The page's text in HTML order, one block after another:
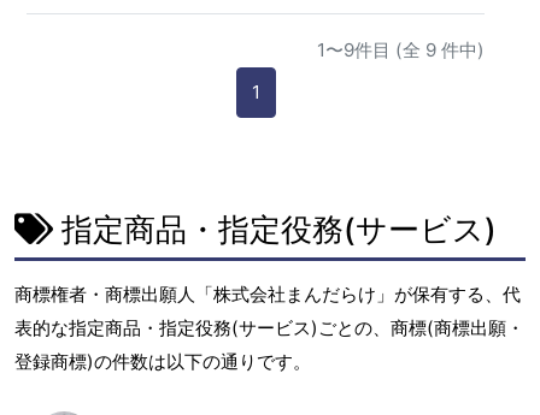
1〜9件目 (全 9 件中)
1
指定商品・指定役務(サービス)
商標権者・商標出願人「株式会社まんだらけ」が保有する、代
表的な指定商品・指定役務(サービス)ごとの、商標(商標出願・
登録商標)の件数は以下の通りです。